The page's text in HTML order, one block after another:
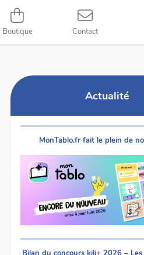
Boutique Contact
Actualité
MonTablo.fr fait le plein de